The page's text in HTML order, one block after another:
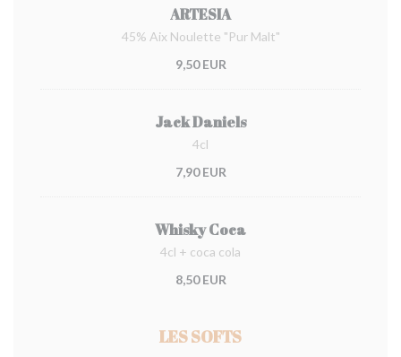
ARTESIA
45% Aix Noulette "Pur Malt"
9,50 EUR
Jack Daniels
4cl
7,90 EUR
Whisky Coca
4cl + coca cola
8,50 EUR
LES SOFTS